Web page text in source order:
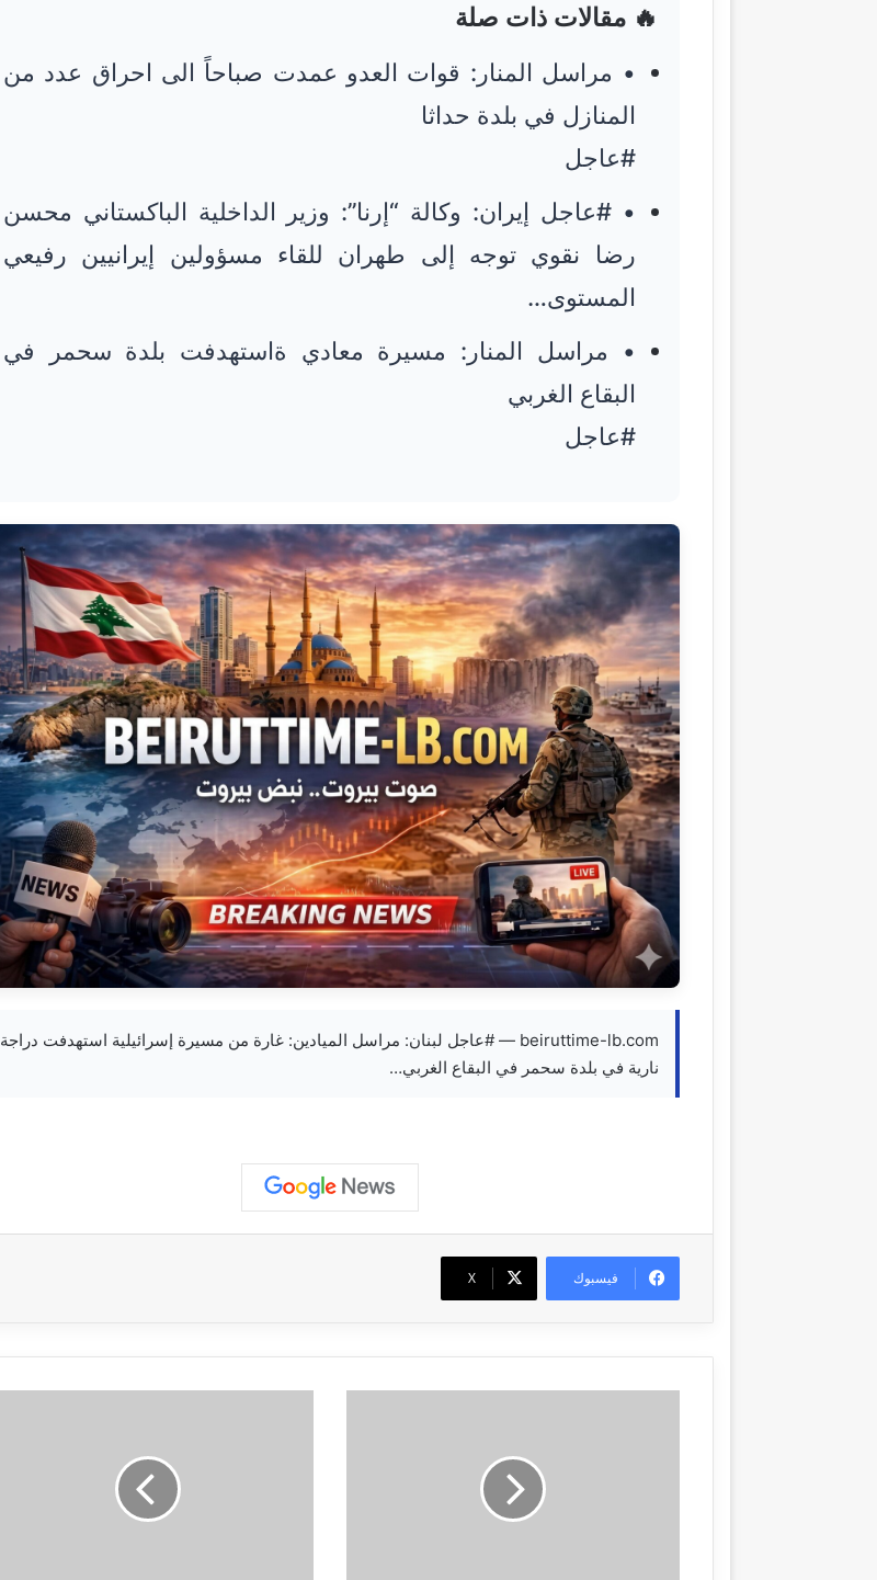
🔥 مقالات ذات صلة
• مراسل المنار: قوات العدو عمدت صباحاً الى احراق عدد من
المنازل في بلدة حداثا
#عاجل
• #عاجل إيران: وكالة “إرنا”: وزير الداخلية الباكستاني محسن
رضا نقوي توجه إلى طهران للقاء مسؤولين إيرانيين رفيعي
المستوى…
• مراسل المنار: مسيرة معادي ةاستهدفت بلدة سحمر في
البقاع الغربي
#عاجل
beiruttime-lb.com — #عاجل لبنان: مراسل الميادين: غارة من مسيرة إسرائيلية استهدفت دراجة
نارية في بلدة سحمر في البقاع الغربي…
فيسبوك ‫X